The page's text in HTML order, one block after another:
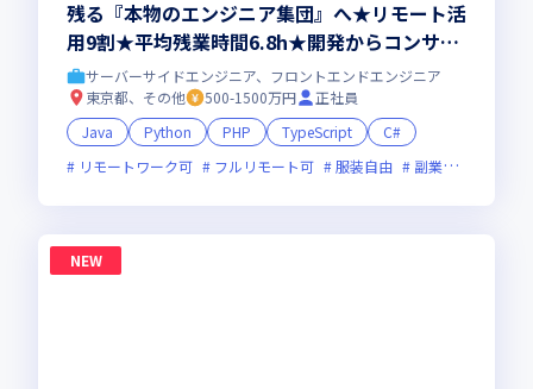
残る『本物のエンジニア集団』へ★リモート活
用9割★平均残業時間6.8h★開発からコンサル
領域まで、一気通貫でキャリアを作りたいあな
たにオススメの環境です！
サーバーサイドエンジニア、フロントエンドエンジニア
東京都、その他
500-1500万円
正社員
Java
Python PHP TypeScript
C#
リモートワーク可
フルリモート可 服装自由 副業可
NEW